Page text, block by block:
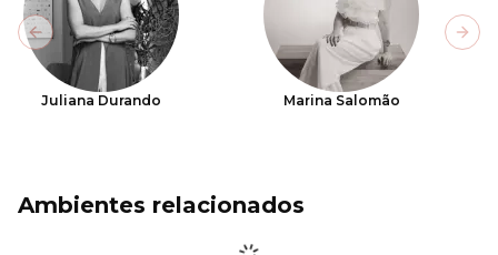
Juliana Durando Marina Salomão
Previous slide
Ambientes relacionados